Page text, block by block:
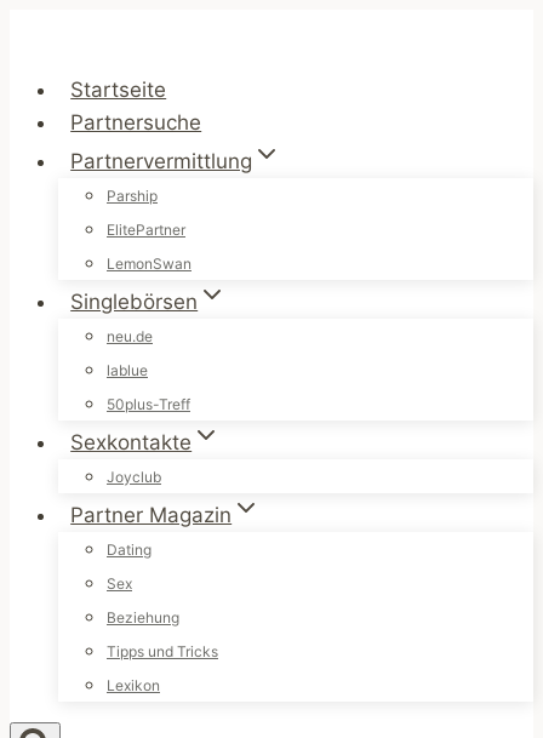
springenStartseite
Partnersuche
Partnervermittlung
Parship
ElitePartner
LemonSwan
Singlebörsen
neu.de
lablue
50plus-Treff
Sexkontakte
Joyclub
Partner Magazin
Dating
Sex
Beziehung
Tipps und Tricks
Lexikon